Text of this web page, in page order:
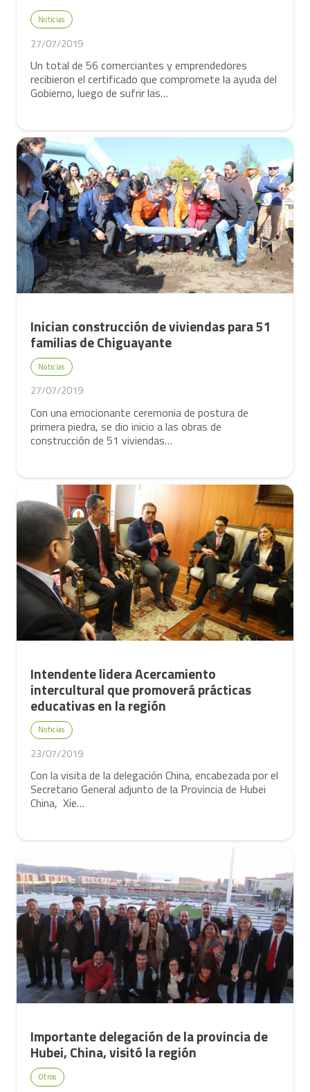
Noticias
27/07/2019
Un total de 56 comerciantes y emprendedores
recibieron el certificado que compromete la ayuda del
Gobierno, luego de sufrir las…
Inician construcción de viviendas para 51
familias de Chiguayante
Noticias
27/07/2019
Con una emocionante ceremonia de postura de
primera piedra, se dio inicio a las obras de
construcción de 51 viviendas…
Intendente lidera Acercamiento
intercultural que promoverá prácticas
educativas en la región
Noticias
23/07/2019
Con la visita de la delegación China, encabezada por el
Secretario General adjunto de la Provincia de Hubei
China, Xie…
Importante delegación de la provincia de
Hubei, China, visitó la región
Otros